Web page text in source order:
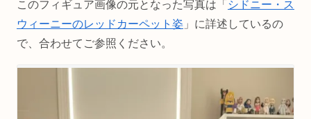
このフィギュア画像の元となった写真は「 シドニー・ス
ウィーニーのレッドカーペット姿 」に詳述しているの
で、合わせてご参照ください。